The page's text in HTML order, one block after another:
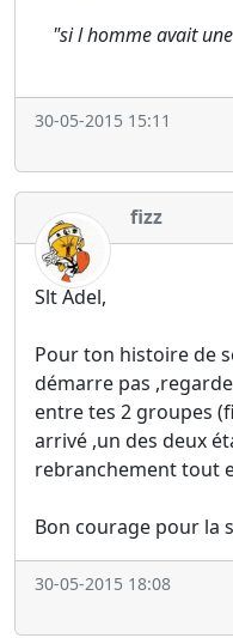
"si l homme avait
30-05-2015 15:11
fizz
Slt Adel,
Pour ton histoire de
démarre pas
entre tes 2 groupes
arrivé ,un des deux
rebranchement tout
Bon courage pour la
30-05-2015 18:08